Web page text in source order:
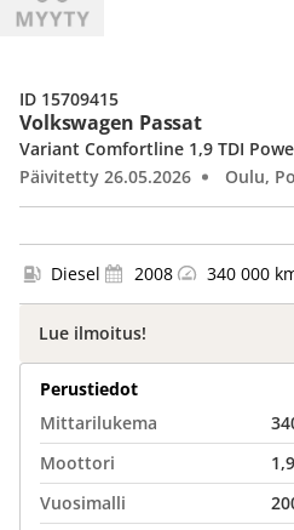
Volkswagen Passat
Variant Comfortline 1,9 TDI
Päivitetty 26.05.2026
Oulu,
ID 15709415
Diesel 2008 340 000
Lue ilmoitus!
Perustiedot
Mittarilukema
Moottori
Vuosimalli